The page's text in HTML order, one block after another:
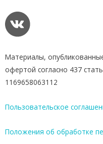
Материалы,
офертой согласно 437
1169658063112
Пользовательское
Положения об обработке